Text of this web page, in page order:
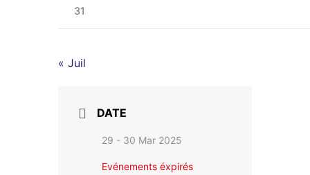
31
« Juil
DATE
29 - 30 Mar 2025
Evénements éxpirés